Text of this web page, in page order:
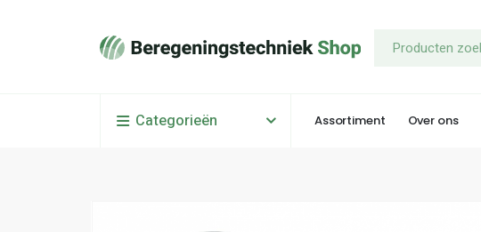
Categorieën Assortiment Over ons